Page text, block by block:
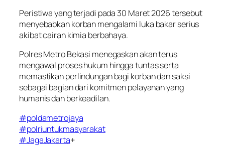
Peristiwa yang terjadi pada 30 Maret 2026 tersebut
menyebabkan korban mengalami luka bakar serius
akibat cairan kimia berbahaya.
Polres Metro Bekasi menegaskan akan terus
mengawal proses hukum hingga tuntas serta
memastikan perlindungan bagi korban dan saksi
sebagai bagian dari komitmen pelayanan yang
humanis dan berkeadilan.
#poldametrojaya
#polriuntukmasyarakat
#JagaJakarta+